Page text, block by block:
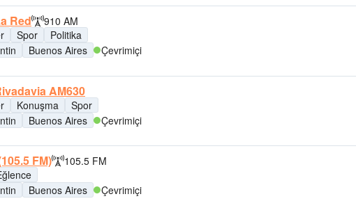
Red
910 AM
Spor
Politika
Buenos Aires Çevrimiçi
AM630
Konuşma
Spor
Buenos Aires Çevrimiçi
FM)
105.5 FM
Buenos Aires Çevrimiçi